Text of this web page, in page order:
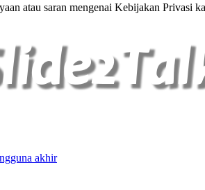
atau saran mengenai Kebijakan Privasi
akhir